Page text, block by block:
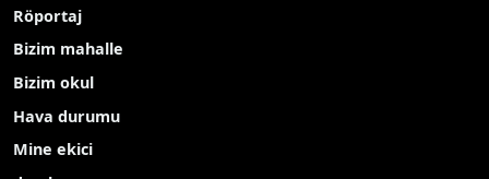
Röportaj
Bizim mahalle
Bizim okul
Hava durumu
Mine ekici